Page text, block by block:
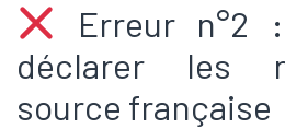
Erreur n°2
déclarer les
source française